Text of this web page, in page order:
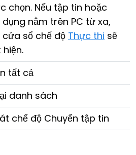
chọn. Nếu tập tin hoặc
nằm trên PC từ xa,
sổ chế độ Thực thi sẽ
hiện.
tất cả
danh sách
chế độ Chuyển tập tin